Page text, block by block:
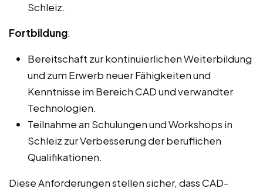
Schleiz.
Fortbildung:
Bereitschaft zur kontinuierlichen Weiterbildung
und zum Erwerb neuer Fähigkeiten und
Kenntnisse im Bereich CAD und verwandter
Technologien.
Teilnahme an Schulungen und Workshops in
Schleiz zur Verbesserung der beruflichen
Qualifikationen.
Diese Anforderungen stellen sicher, dass CAD-